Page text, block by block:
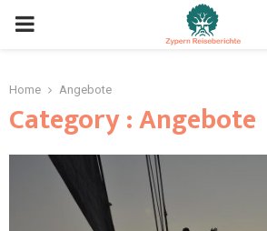
Home Angebote
Category : Angebote